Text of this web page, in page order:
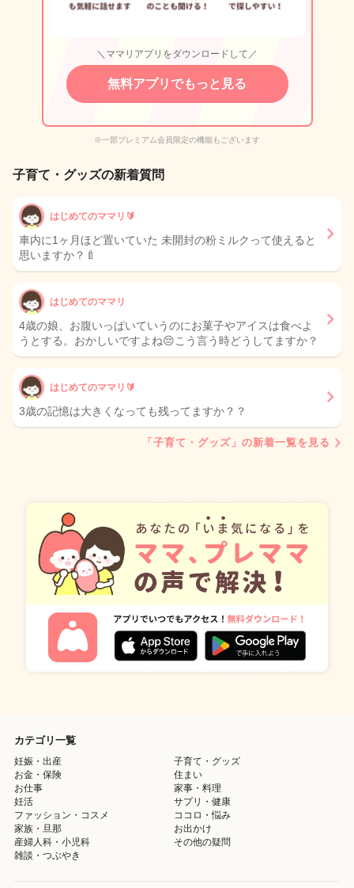
＼ママリアプリをダウンロードして／
無料アプリでもっと見る
※一部プレミアム会員限定の機能もございます
子育て・グッズの新着質問
はじめてのママリ🔰
車内に1ヶ月ほど置いていた 未開封の粉ミルクって使えると
思いますか？🍼
はじめてのママリ
4歳の娘、お腹いっぱいていうのにお菓子やアイスは食べよ
うとする。おかしいですよね😔こう言う時どうしてますか？
はじめてのママリ🔰
3歳の記憶は大きくなっても残ってますか？？
「子育て・グッズ」の新着一覧を見る
カテゴリ一覧
妊娠・出産
子育て・グッズ
お金・保険
住まい
お仕事
家事・料理
妊活
サプリ・健康
ファッション・コスメ
ココロ・悩み
家族・旦那
お出かけ
産婦人科・小児科
その他の疑問
雑談・つぶやき